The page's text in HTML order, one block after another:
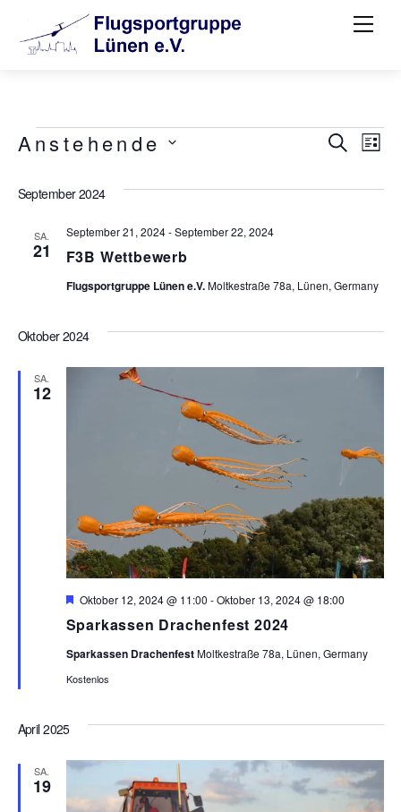
Veranstaltungen Such-
S
L
S
Anstehende
a
l
September 2024
SA.
21 F3B Wettbewerb
September 21, 2024-September 22, 2024
Flugsportgruppe Lünen e.V.Moltkestraße 78a, Lünen, Germany
Oktober 2024
SA.
12
Sparkassen Drachenfest 2024
H
r
o
g
n
Oktober 12, 2024 @ 11:00 -Oktober 13, 2024 @ 18:00
Sparkassen DrachenfestMoltkestraße 78a, Lünen, Germany
Kostenlos
April 2025
SA.
19